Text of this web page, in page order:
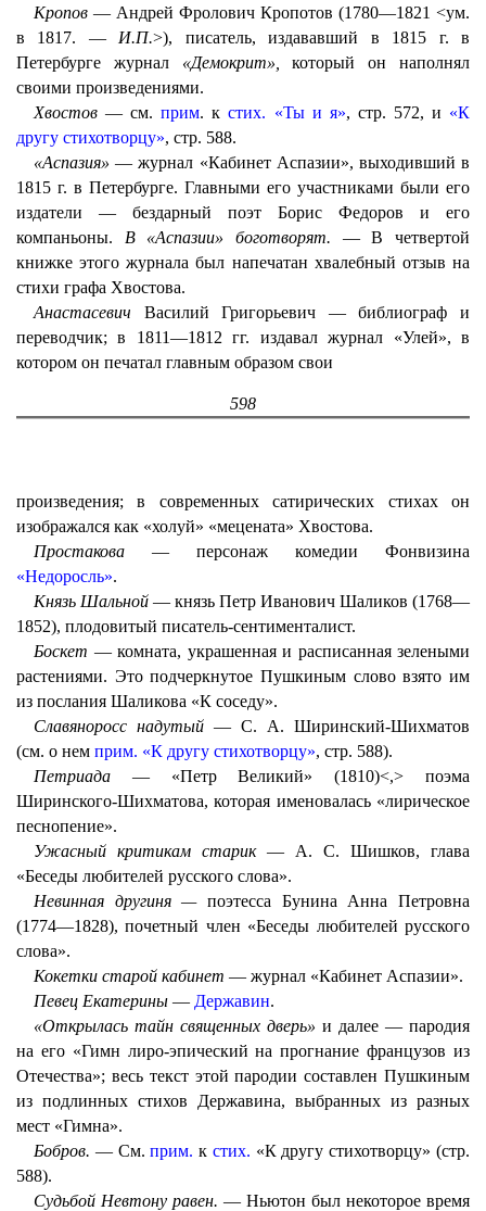
Кропов — Андрей Фролович Кропотов (1780—1821 <ум.
в 1817. — И.П.>), писатель, издававший в 1815 г. в
Петербурге журнал «Демокрит»,
который он наполнял
своими произведениями.
Хвостов — см.прим. кстих. «Ты и я», стр. 572, и «К
другу стихотворцу», стр. 588.
«Аспазия» — журнал «Кабинет Аспазии», выходивший в
1815 г. в Петербурге. Главными его участниками были его
издатели — бездарный поэт Борис Федоров и его
компаньоны. В «Аспазии» боготворят. — В четвертой
книжке этого журнала был напечатан хвалебный отзыв на
стихи графа Хвостова.
Анастасевич Василий Григорьевич — библиограф и
переводчик; в 1811—1812 гг. издавал журнал «Улей», в
котором он печатал главным образом свои
598
произведения; в современных сатирических стихах он
изображался как «холуй» «мецената» Хвостова.
Простакова — персонаж комедии Фонвизина
«Недоросль».
Князь Шальной — князь Петр Иванович Шаликов (1768—
1852), плодовитый писатель-сентименталист.
Боскет — комната, украшенная и расписанная зелеными
растениями. Это подчеркнутое Пушкиным слово взято им
из послания Шаликова «К соседу».
Славяноросс надутый — С. А. Ширинский-Шихматов
(см. о нем прим. «К другу стихотворцу», стр. 588).
Петриада — «Петр Великий» (1810)<,> поэма
Ширинского-Шихматова, которая именовалась «лирическое
песнопение».
Ужасный критикам старик— А. С. Шишков, глава
«Беседы любителей русского слова».
Невинная другиня — поэтесса Бунина Анна Петровна
(1774—1828), почетный член «Беседы любителей русского
слова».
Кокетки старой кабинет — журнал «Кабинет Аспазии».
Певец Екатерины — Державин.
«Открылась тайн священных дверь» и далее — пародия
на его «Гимн лиро-эпический на прогнание французов из
Отечества»; весь текст этой пародии составлен Пушкиным
из подлинных стихов Державина, выбранных из разных
мест «Гимна».
Бобров. — См.прим. к стих. «К другу стихотворцу» (стр.
588).
Судьбой Невтону равен. — Ньютон был некоторое время